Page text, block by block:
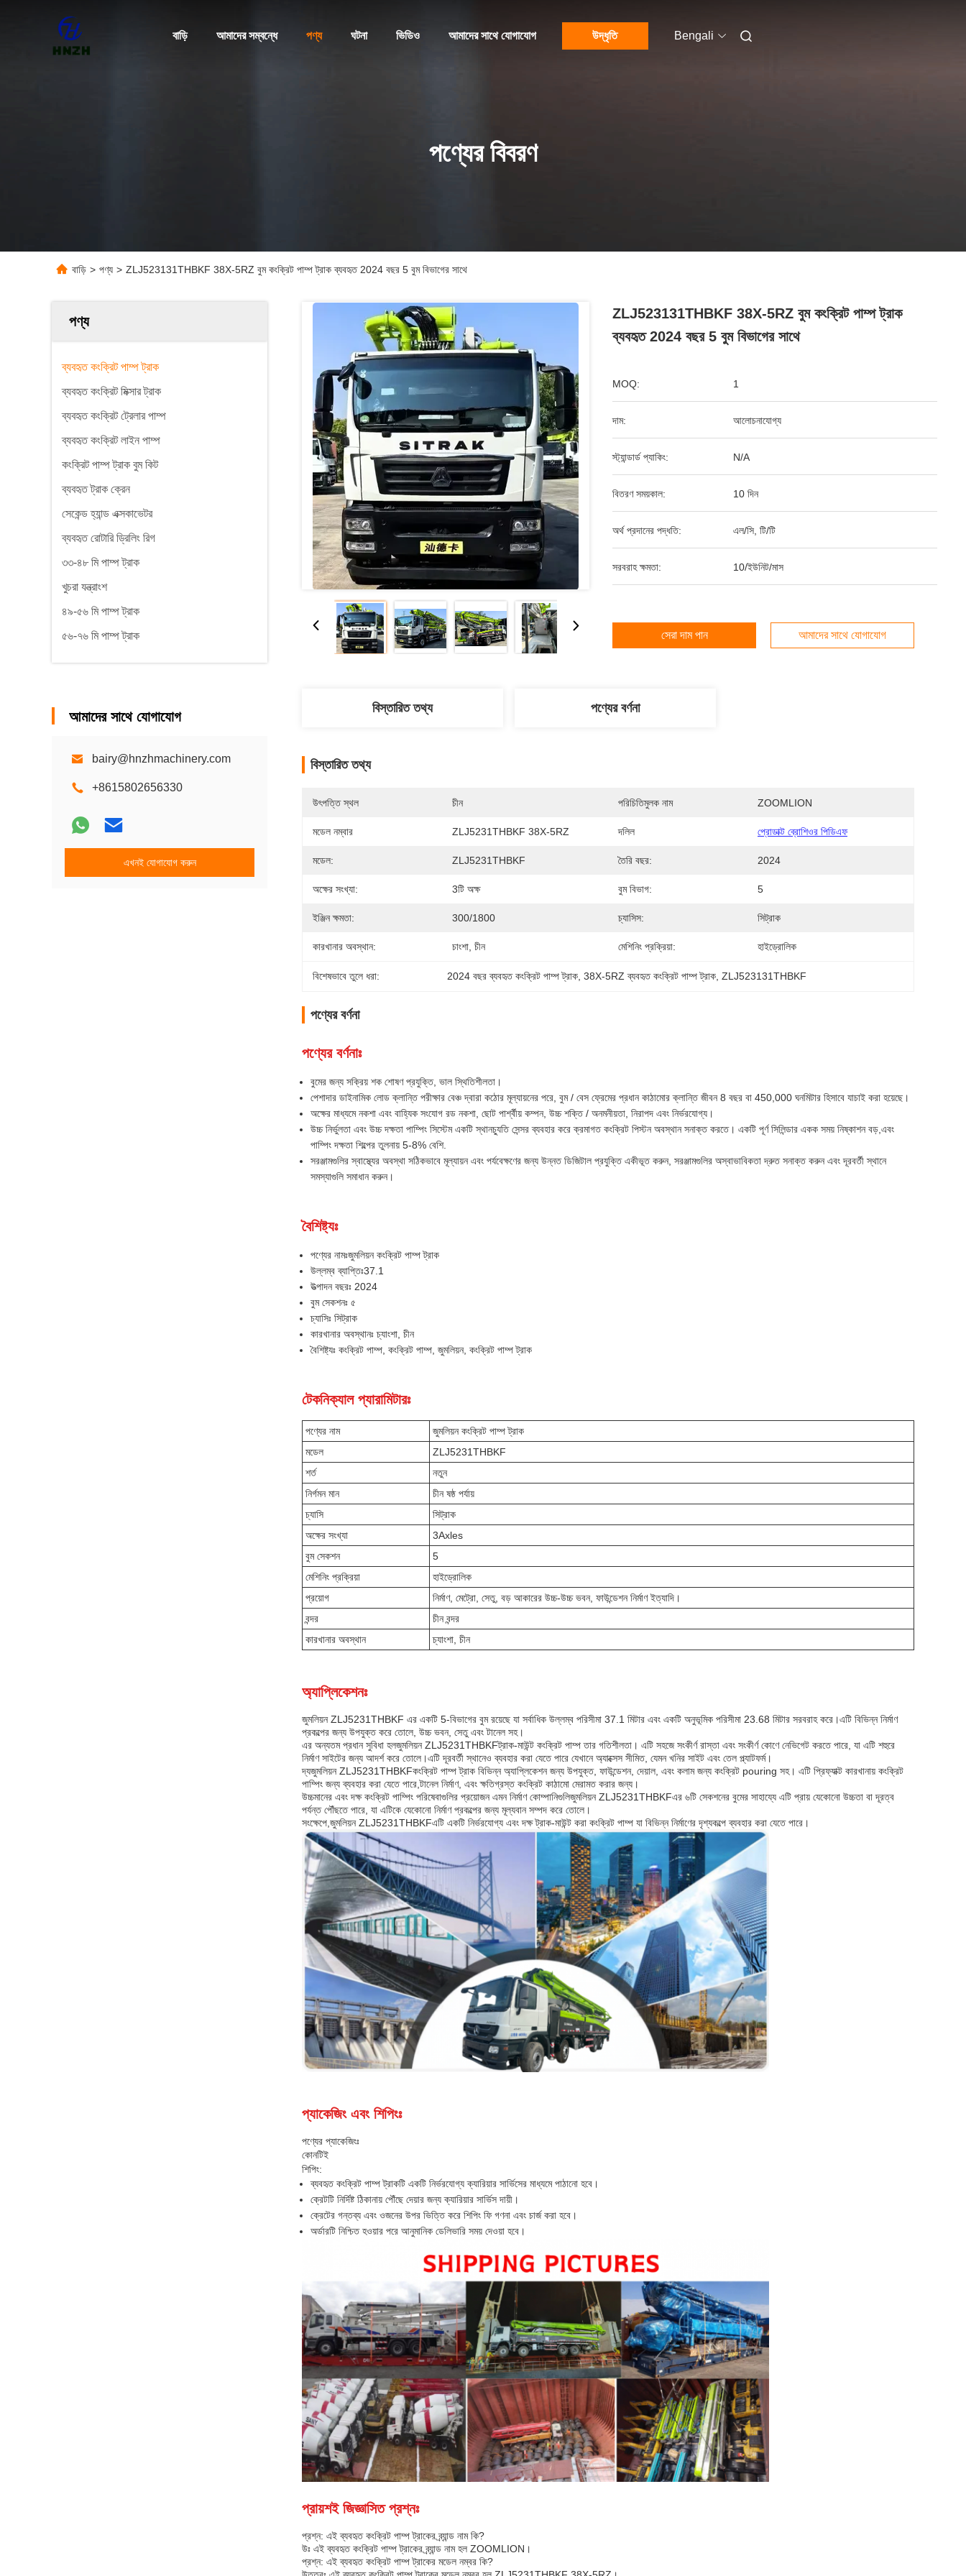
বাড়ি আমাদের সম্বন্ধে পণ্য ঘটনা ভিডিও আমাদের সাথে যোগাযোগ উদ্ধৃতি Bengali
পণ্যের বিবরণ
বাড়ি > পণ্য > ZLJ523131THBKF 38X-5RZ বুম কংক্রিট পাম্প ট্রাক ব্যবহৃত 2024 বছর 5 বুম বিভাগের সাথে
পণ্য
ব্যবহৃত কংক্রিট পাম্প ট্রাক
ব্যবহৃত কংক্রিট মিক্সার ট্রাক
ব্যবহৃত কংক্রিট ট্রেলার পাম্প
ব্যবহৃত কংক্রিট লাইন পাম্প
কংক্রিট পাম্প ট্রাক বুম কিট
ব্যবহৃত ট্রাক ক্রেন
সেকেন্ড হ্যান্ড এক্সকাভেটর
ব্যবহৃত রোটারি ড্রিলিং রিগ
৩৩-৪৮ মি পাম্প ট্রাক
খুচরা যন্ত্রাংশ
৪৯-৫৬ মি পাম্প ট্রাক
৫৬-৭৬ মি পাম্প ট্রাক
আমাদের সাথে যোগাযোগ
bairy@hnzhmachinery.com
+8615802656330
এখনই যোগাযোগ করুন
ZLJ523131THBKF 38X-5RZ বুম কংক্রিট পাম্প ট্রাক
ব্যবহৃত 2024 বছর 5 বুম বিভাগের সাথে
MOQ: 1
দাম: আলোচনাযোগ্য
স্ট্যান্ডার্ড প্যাকিং: N/A
বিতরণ সময়কাল: 10 দিন
অর্থ প্রদানের পদ্ধতি: এল/সি, টি/টি
সরবরাহ ক্ষমতা: 10/ইউনিট/মাস
সেরা দাম পান আমাদের সাথে যোগাযোগ
বিস্তারিত তথ্য পণ্যের বর্ণনা
বিস্তারিত তথ্য
উৎপত্তি স্থল চীন পরিচিতিমুলক নাম ZOOMLION
মডেল নম্বার ZLJ5231THBKF 38X-5RZ দলিল প্রোডাক্ট ব্রোশিওর পিডিএফ
মডেল: ZLJ5231THBKF তৈরি বছর: 2024
অক্ষের সংখ্যা: 3টি অক্ষ বুম বিভাগ: 5
ইঞ্জিন ক্ষমতা: 300/1800 চ্যাসিস: সিট্রাক
কারখানার অবস্থান: চাংশা, চীন মেশিনিং প্রক্রিয়া: হাইড্রোলিক
বিশেষভাবে তুলে ধরা: 2024 বছর ব্যবহৃত কংক্রিট পাম্প ট্রাক , 38X-5RZ ব্যবহৃত কংক্রিট পাম্প ট্রাক , ZLJ523131THBKF
পণ্যের বর্ণনা
পণ্যের বর্ণনাঃ
বুমের জন্য সক্রিয় শক শোষণ প্রযুক্তি, ভাল স্থিতিশীলতা।
পেশাদার ডাইনামিক লোড ক্লান্তি পরীক্ষার বেঞ্চ দ্বারা কঠোর মূল্যায়নের পরে, বুম / বেস ফ্রেমের প্রধান কাঠামোর ক্লান্তি জীবন 8 বছর বা 450,000 ঘনমিটার হিসাবে যাচাই করা হয়েছে।
অক্ষের মাধ্যমে নকশা এবং বাহ্যিক সংযোগ রড নকশা, ছোট পার্শ্বীয় কম্পন, উচ্চ শক্তি / অনমনীয়তা, নিরাপদ এবং নির্ভরযোগ্য।
উচ্চ নির্ভুলতা এবং উচ্চ দক্ষতা পাম্পিং সিস্টেম একটি স্থানচ্যুতি সেন্সর ব্যবহার করে ক্রমাগত কংক্রিট পিস্টন অবস্থান সনাক্ত করতে। একটি পূর্ণ সিলিন্ডার একক সময় নিষ্কাশন বড়,এবং
পাম্পিং দক্ষতা শিল্পের তুলনায় 5-8% বেশি.
সরঞ্জামগুলির স্বাস্থ্যের অবস্থা সঠিকভাবে মূল্যায়ন এবং পর্যবেক্ষণের জন্য উন্নত ডিজিটাল প্রযুক্তি একীভূত করুন, সরঞ্জামগুলির অস্বাভাবিকতা দ্রুত সনাক্ত করুন এবং দূরবর্তী স্থানে
সমস্যাগুলি সমাধান করুন।
বৈশিষ্ট্যঃ
পণ্যের নামঃজুমলিয়ন কংক্রিট পাম্প ট্রাক
উল্লম্ব ব্যাপ্তিঃ37.1
উত্পাদন বছরঃ 2024
বুম সেকশনঃ ৫
চ্যাসিঃ সিট্রাক
কারখানার অবস্থানঃ চ্যাংশা, চীন
বৈশিষ্ট্যঃ কংক্রিট পাম্প, কংক্রিট পাম্প, জুমলিয়ন, কংক্রিট পাম্প ট্রাক
টেকনিক্যাল প্যারামিটারঃ
পণ্যের নাম
জুমলিয়ন কংক্রিট পাম্প ট্রাক
মডেল
ZLJ5231THBKF
শর্ত
নতুন
নির্গমন মান
চীন ষষ্ঠ পর্যায়
চ্যাসি
সিট্রাক
অক্ষের সংখ্যা
3Axles
বুম সেকশন
5
মেশিনিং প্রক্রিয়া
হাইড্রোলিক
প্রয়োগ
নির্মাণ, মেট্রো, সেতু, বড় আকারের উচ্চ-উচ্চ ভবন, ফাউন্ডেশন নির্মাণ ইত্যাদি।
বন্দর
চীন বন্দর
কারখানার অবস্থান
চ্যাংশা, চীন
অ্যাপ্লিকেশনঃ
জুমলিয়ন ZLJ5231THBKF এর একটি 5-বিভাগের বুম রয়েছে যা সর্বাধিক উল্লম্ব পরিসীমা 37.1 মিটার এবং একটি অনুভূমিক পরিসীমা 23.68 মিটার সরবরাহ করে।এটি বিভিন্ন নির্মাণ
প্রকল্পের জন্য উপযুক্ত করে তোলে, উচ্চ ভবন, সেতু এবং টানেল সহ।
এর অন্যতম প্রধান সুবিধা হলজুমলিয়ন ZLJ5231THBKFট্রাক-মাউন্ট কংক্রিট পাম্প তার গতিশীলতা। এটি সহজে সংকীর্ণ রাস্তা এবং সংকীর্ণ কোণে নেভিগেট করতে পারে, যা এটি শহুরে
নির্মাণ সাইটের জন্য আদর্শ করে তোলে।এটি দূরবর্তী স্থানেও ব্যবহার করা যেতে পারে যেখানে অ্যাক্সেস সীমিত, যেমন খনির সাইট এবং তেল প্ল্যাটফর্ম।
দ্যজুমলিয়ন ZLJ5231THBKFকংক্রিট পাম্প ট্রাক বিভিন্ন অ্যাপ্লিকেশন জন্য উপযুক্ত, ফাউন্ডেশন, দেয়াল, এবং কলাম জন্য কংক্রিট pouring সহ। এটি প্রিফ্যাক্ট কারখানায় কংক্রিট
পাম্পিং জন্য ব্যবহার করা যেতে পারে,টানেল নির্মাণ, এবং ক্ষতিগ্রস্ত কংক্রিট কাঠামো মেরামত করার জন্য।
উচ্চমানের এবং দক্ষ কংক্রিট পাম্পিং পরিষেবাগুলির প্রয়োজন এমন নির্মাণ কোম্পানিগুলিজুমলিয়ন ZLJ5231THBKFএর ৬টি সেকশনের বুমের সাহায্যে এটি প্রায় যেকোনো উচ্চতা বা দূরত্ব
পর্যন্ত পৌঁছতে পারে, যা এটিকে যেকোনো নির্মাণ প্রকল্পের জন্য মূল্যবান সম্পদ করে তোলে।
সংক্ষেপে, জুমলিয়ন ZLJ5231THBKFএটি একটি নির্ভরযোগ্য এবং দক্ষ ট্রাক-মাউন্ট করা কংক্রিট পাম্প যা বিভিন্ন নির্মাণের দৃশ্যকল্পে ব্যবহার করা যেতে পারে।
প্যাকেজিং এবং শিপিংঃ
পণ্যের প্যাকেজিংঃ
কোনটিই
শিপিং:
ব্যবহৃত কংক্রিট পাম্প ট্রাকটি একটি নির্ভরযোগ্য ক্যারিয়ার সার্ভিসের মাধ্যমে পাঠানো হবে।
ক্রেটটি নির্দিষ্ট ঠিকানায় পৌঁছে দেয়ার জন্য ক্যারিয়ার সার্ভিস দায়ী।
ক্রেটের গন্তব্য এবং ওজনের উপর ভিত্তি করে শিপিং ফি গণনা এবং চার্জ করা হবে।
অর্ডারটি নিশ্চিত হওয়ার পরে আনুমানিক ডেলিভারি সময় দেওয়া হবে।
প্রায়শই জিজ্ঞাসিত প্রশ্নঃ
প্রশ্ন: এই ব্যবহৃত কংক্রিট পাম্প ট্রাকের ব্র্যান্ড নাম কি?
উঃ এই ব্যবহৃত কংক্রিট পাম্প ট্রাকের ব্র্যান্ড নাম হল ZOOMLION।
প্রশ্ন: এই ব্যবহৃত কংক্রিট পাম্প ট্রাকের মডেল নম্বর কি?